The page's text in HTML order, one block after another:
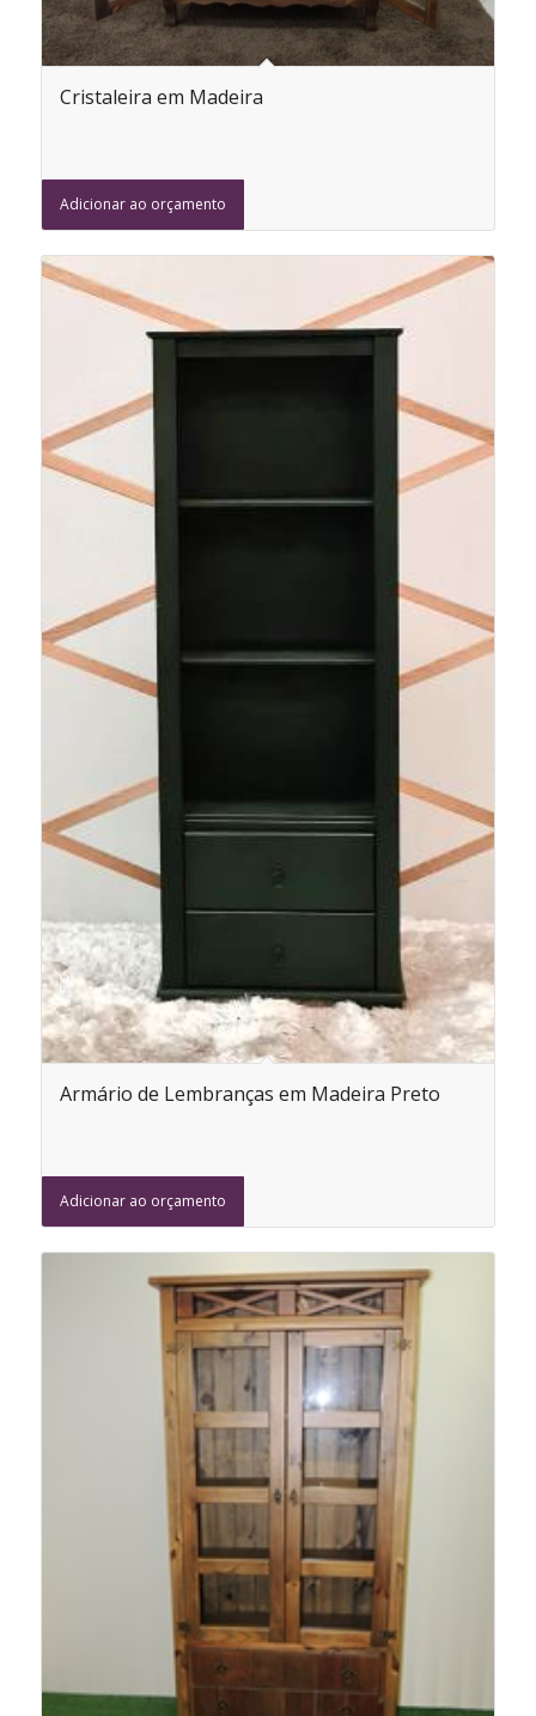
Cristaleira em Madeira
Adicionar ao orçamento
Armário de Lembranças em Madeira Preto
Adicionar ao orçamento